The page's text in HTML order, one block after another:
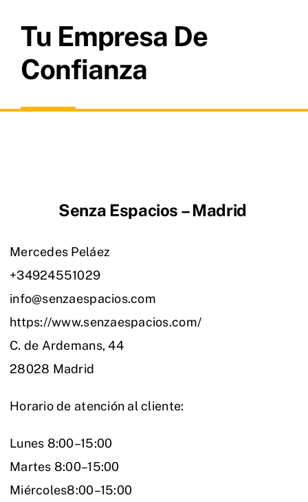
Tu Empresa De
Confianza
Senza Espacios – Madrid
Mercedes Peláez
+34924551029
info@senzaespacios.com
https://www.senzaespacios.com/
C. de Ardemans, 44
28028 Madrid
Horario de atención al cliente:
Lunes 8:00–15:00
Martes 8:00–15:00
Miércoles8:00–15:00